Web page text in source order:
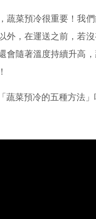
菜預冷很重要！我們
外，在運送之前，若
會隨著溫度持續升高
菜預冷的五種方法」